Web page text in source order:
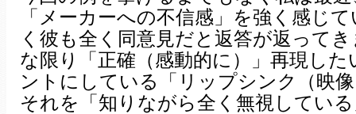
「メーカーへの不信感」を強く感じ
く彼も全く同意見だと返答が返って
な限り「正確（感動的に）」再現し
ントにしている「リップシンク（映
それを「知りながら全く無視してい